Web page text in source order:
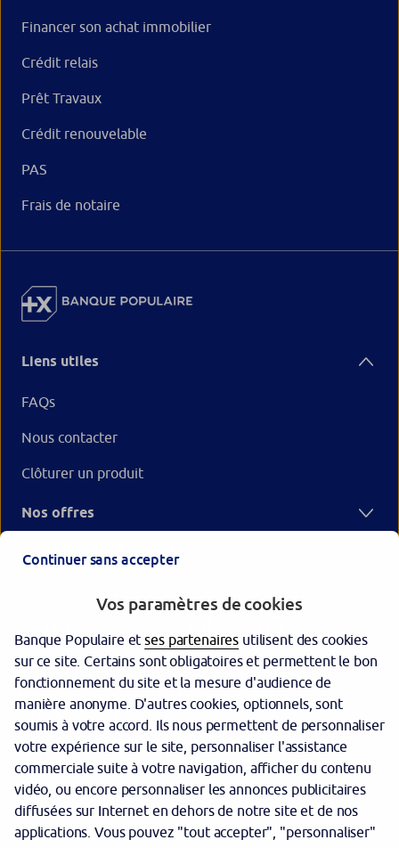
Financer son achat immobilier
Crédit relais
Prêt Travaux
Crédit renouvelable
PAS
Frais de notaire
Liens utiles
FAQs
Nous contacter
Clôturer un produit
Nos offres
Garantie des dépôts
Protection des données personnelles
Politique cookies
Sécurité
Continuer sans accepter
Vos paramètres de cookies
Banque Populaire etses partenaires utilisent des cookies
sur ce site. Certains sont obligatoires et permettent le bon
fonctionnement du site et la mesure d'audience de
manière anonyme. D'autres cookies, optionnels, sont
soumis à votre accord. Ils nous permettent de personnaliser
votre expérience sur le site, personnaliser l'assistance
commerciale suite à votre navigation, afficher du contenu
vidéo, ou encore personnaliser les annonces publicitaires
diffusées sur Internet en dehors de notre site et de nos
applications. Vous pouvez "tout accepter", "personnaliser"